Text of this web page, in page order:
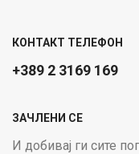
КОНТАКТ ТЕЛЕФОН
+389 2 3169 169
ЗАЧЛЕНИ СЕ
И добивај ги сите